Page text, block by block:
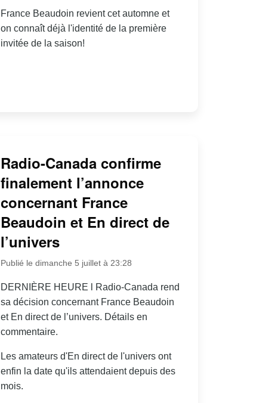
France Beaudoin revient cet automne et
on connaît déjà l'identité de la première
invitée de la saison!
Radio-Canada confirme
finalement l’annonce
concernant France
Beaudoin et En direct de
l’univers
Publié le dimanche 5 juillet à 23:28
DERNIÈRE HEURE l Radio-Canada rend
sa décision concernant France Beaudoin
et En direct de l’univers. Détails en
commentaire.
Les amateurs d'En direct de l'univers ont
enfin la date qu'ils attendaient depuis des
mois.